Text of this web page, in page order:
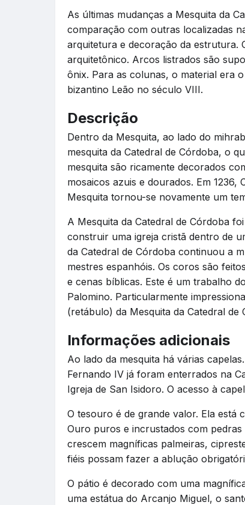
As últimas mudanças a Mesquita da
comparação com outras localizadas
arquitetura e decoração da estrutura.
arquitetônico. Arcos listrados são
ônix. Para as colunas, o material era
bizantino Leão no século VIII.
Descrição
Dentro da Mesquita, ao lado do
mesquita da Catedral de Córdoba, o
mesquita são ricamente decorados
mosaicos azuis e dourados. Em
Mesquita tornou-se novamente um
A Mesquita da Catedral de Córdoba
construir uma igreja cristã dentro de
da Catedral de Córdoba continuou a
mestres espanhóis. Os coros são
e cenas bíblicas. Este é um trabalho
Palomino. Particularmente
(retábulo) da Mesquita da Catedral
Informações adicionais
Ao lado da mesquita há várias
Fernando IV já foram enterrados na
Igreja de San Isidoro. O acesso à
O tesouro é de grande valor. Ela está
Ouro puros e incrustados com
crescem magníficas palmeiras,
fiéis possam fazer a ablução
O pátio é decorado com uma
uma estátua do Arcanjo Miguel, o